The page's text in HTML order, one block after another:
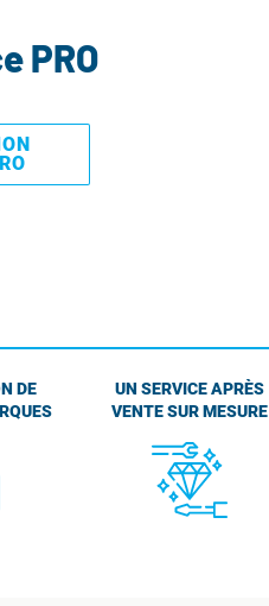
PRO
DE
UN SERVICE APRÈS
VENTE SUR MESURE